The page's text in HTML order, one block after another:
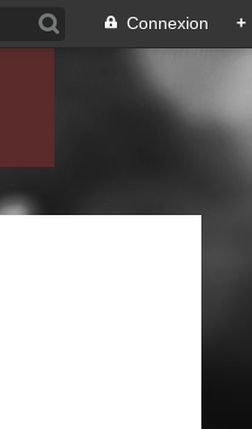
Connexion +